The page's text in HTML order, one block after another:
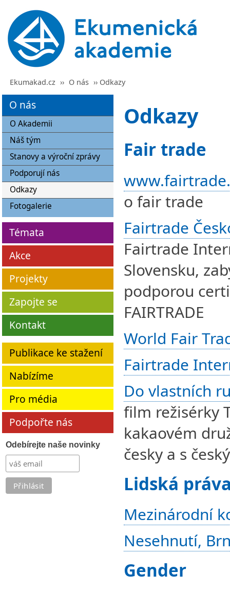
Ekumakad.cz ›› O nás ›› Odkazy
O nás
O Akademii
Náš tým
Stanovy a výroční zprávy
Podporují nás
Odkazy
Fotogalerie
Témata
Akce
Projekty
Zapojte se
Kontakt
Publikace ke stažení
Nabízíme
Pro média
Podpořte nás
Odebírejte naše novinky
Odkazy
Fair trade
o fair trade
Fairtrade
Fairtrade
Slovensku,
podporou
FAIRTRADE
World Fair
Fairtrade
Do vlastních
film režisérky
kakaovém
česky a s
Lidská
Mezinárodní
Nesehnutí,
Gender